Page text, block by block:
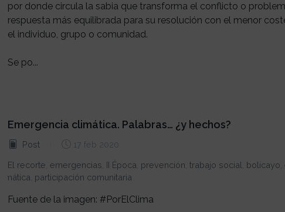
por donde circula la sabia que transforma el conflicto o
respuesta más equilibrada para su resolución con el menor
el individuo, grupo o comunidad.
Se po...
Emergencia climática. Palabras… ¿y hechos?
Post 17 feb 2020
El recorte emergencias II Época prevención trabajo social bolicayo
climática participación comunitaria
Fuente de la imagen: #PorElClima